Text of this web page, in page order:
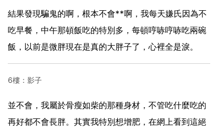
結果發現騙鬼的啊，根本不會**啊，我每天嫌氏因為不
吃早餐，中午那頓飯吃的特別多，每頓哼哧哼哧吃兩碗
飯，以前是微胖現在是真的大胖子了，心裡全是淚。
6樓：影子
並不會，我屬於骨瘦如柴的那種身材，不管吃什麼吃的
再好都不會長胖。其實我特別想增肥，在網上看到這絕